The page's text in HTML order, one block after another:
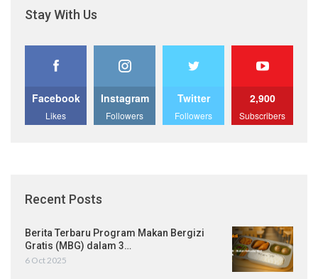
Stay With Us
Facebook
Likes
Instagram
Followers
Twitter
Followers
2,900
Subscribers
Recent Posts
Berita Terbaru Program Makan Bergizi
Gratis (MBG) dalam 3…
6 Oct 2025